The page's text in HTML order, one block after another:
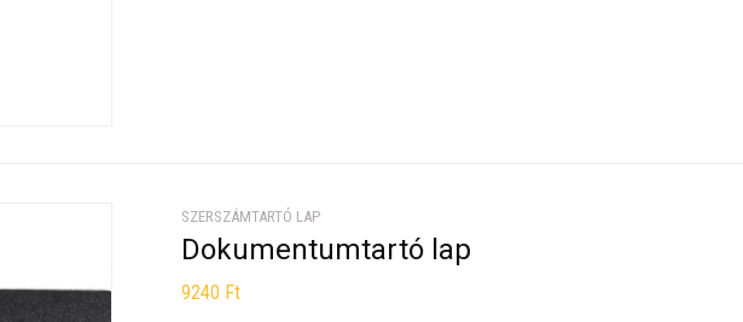
SZERSZÁMTARTÓ LAP
Dokumentumtartó lap
9240 Ft